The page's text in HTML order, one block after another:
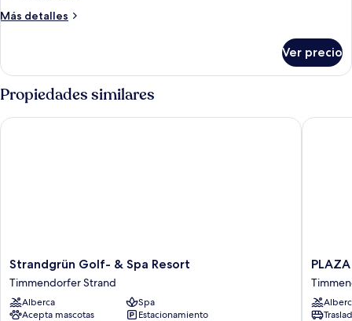
Más detalles
Más
familiar
Ver precio
Propiedades similares
Strandgrün
Golf-
&
Spa
Strandgrün Golf- & Spa Resort
Timmendorfer Strand
Alberca
Spa
Acepta mascotas
Estacionamiento
Strandgrün Golf- & Spa Resort
PLAZA
Strand
PLAZA